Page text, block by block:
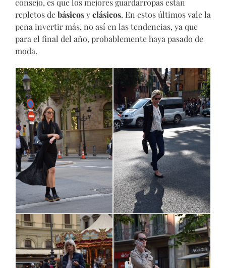
consejo, es que los mejores guardarropas están
repletos debásicosyclásicos. En estos últimos vale la
pena invertir más, no así en las tendencias, ya que
para el final del año, probablemente haya pasado de
moda.